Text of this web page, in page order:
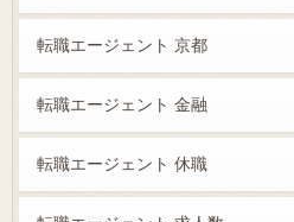
転職エージェント 京都
転職エージェント 金融
転職エージェント 休職